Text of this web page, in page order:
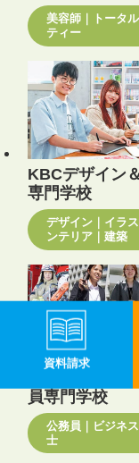
資料請求
美容師｜トータ
ティー
KBCデザイン
専門学校
デザイン｜イラ
ンテリア｜建築
員専門学校
公務員｜ビジネ
士